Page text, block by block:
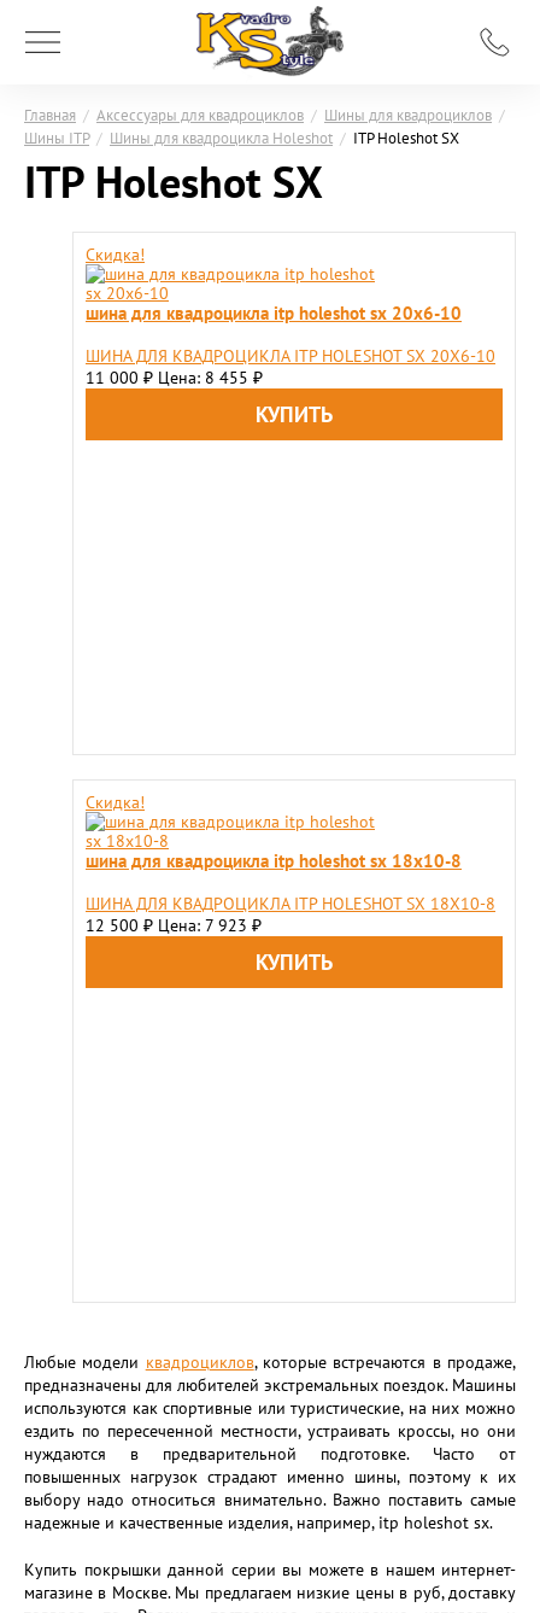
Главная / Аксессуары для квадроциклов / Шины для квадроциклов /
Шины ITP / Шины для квадроцикла Holeshot / ITP Holeshot SX
ITP Holeshot SX
Скидка!
шина для квадроцикла itp holeshot sx 20x6-10
ШИНА ДЛЯ КВАДРОЦИКЛА ITP HOLESHOT SX 20X6-10
11 000 ₽ Цена: 8 455 ₽
Скидка!
шина для квадроцикла itp holeshot sx 18x10-8
ШИНА ДЛЯ КВАДРОЦИКЛА ITP HOLESHOT SX 18X10-8
12 500 ₽ Цена: 7 923 ₽
Любые модели квадроциклов, которые встречаются в продаже,
предназначены для любителей экстремальных поездок. Машины
используются как спортивные или туристические, на них можно
ездить по пересеченной местности, устраивать кроссы, но они
нуждаются в предварительной подготовке. Часто от
повышенных нагрузок страдают именно шины, поэтому к их
выбору надо относиться внимательно. Важно поставить самые
надежные и качественные изделия, например, itp holeshot sx.
Купить покрышки данной серии вы можете в нашем интернет-
магазине в Москве. Мы предлагаем низкие цены в руб, доставку